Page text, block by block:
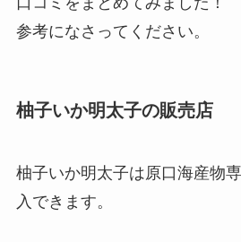
参考になさってください。
柚子いか明太子の販売店
柚子いか明太子は原口海産物
入できます。